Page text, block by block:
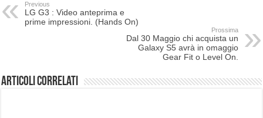
Previous
LG G3 : Video anteprima e
prime impressioni. (Hands On)
Prossima
Dal 30 Maggio chi acquista un
Galaxy S5 avrà in omaggio
Gear Fit o Level On.
Articoli correlati